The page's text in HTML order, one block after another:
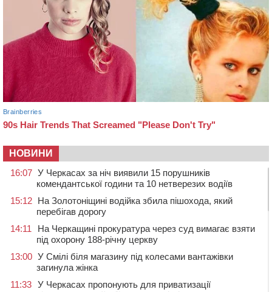
НОВИНИ
16:07 У Черкасах за ніч виявили 15 порушників
комендантської години та 10 нетверезих водіїв
15:12 На Золотоніщині водійка збила пішохода, який
перебігав дорогу
14:11
На Черкащині прокуратура через суд вимагає взяти
під охорону 188-річну церкву
13:00 У Смілі біля магазину під колесами вантажівки
загинула жінка
11:33 У Черкасах пропонують для приватизації